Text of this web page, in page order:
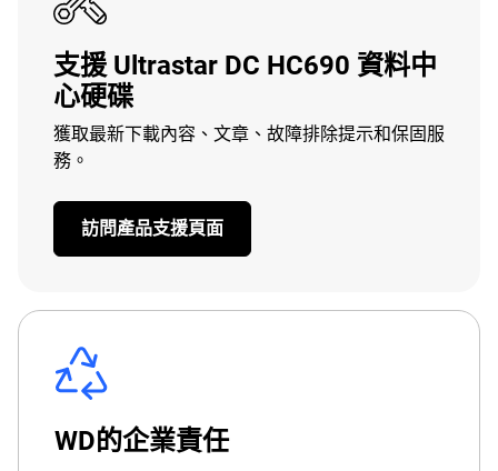
支援 Ultrastar DC HC690 資料中
心硬碟
獲取最新下載內容、文章、故障排除提示和保固服
務。
訪問產品支援頁面
WD的企業責任